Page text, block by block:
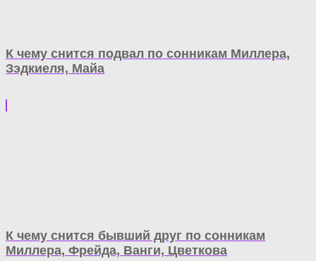
К чему снится подвал по сонникам Миллера,
Зэдкиеля, Майа
К чему снится бывший друг по сонникам
Миллера, Фрейда, Ванги, Цветкова